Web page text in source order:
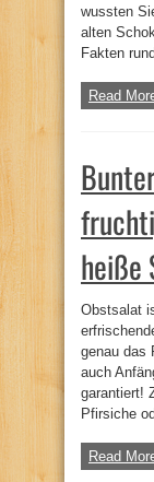
wussten
alten
Fakten
Read
heiße
Obstsalat
genau das
auch
garantiert!
Pfirsiche
Read